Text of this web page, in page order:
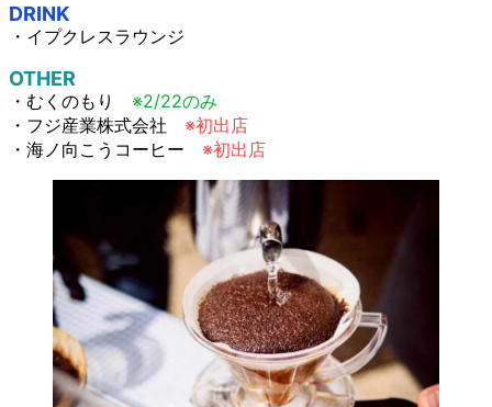
DRINK
・イプクレスラウンジ
OTHER
・むくのもり ※2/22のみ
・フジ産業株式会社 ※初出店
・海ノ向こうコーヒー ※初出店